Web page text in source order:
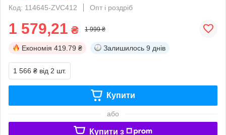
Код: 114645-ZVC412
Опт і роздріб
1 579,21 ₴ 1 999 ₴
Економія 419.79 ₴ Залишилось 9 днів
1 566 ₴ від 2 шт.
Купити
або
Купити з